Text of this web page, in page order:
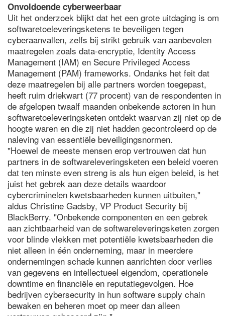
Onvoldoende cyberweerbaar
Uit het onderzoek blijkt dat het een grote uitdaging is om
softwaretoeleveringsketens te beveiligen tegen
cyberaanvallen, zelfs bij strikt gebruik van aanbevolen
maatregelen zoals data-encryptie, Identity Access
Management (IAM) en Secure Privileged Access
Management (PAM) frameworks. Ondanks het feit dat
deze maatregelen bij alle partners worden toegepast,
heeft ruim driekwart (77 procent) van de respondenten in
de afgelopen twaalf maanden onbekende actoren in hun
softwaretoeleveringsketen ontdekt waarvan zij niet op de
hoogte waren en die zij niet hadden gecontroleerd op de
naleving van essentiële beveiligingsnormen.
"Hoewel de meeste mensen erop vertrouwen dat hun
partners in de softwareleveringsketen een beleid voeren
dat ten minste even streng is als hun eigen beleid, is het
juist het gebrek aan deze details waardoor
cybercriminelen kwetsbaarheden kunnen uitbuiten,"
aldus Christine Gadsby, VP Product Security bij
BlackBerry. "Onbekende componenten en een gebrek
aan zichtbaarheid van de softwareleveringsketen zorgen
voor blinde vlekken met potentiële kwetsbaarheden die
niet alleen in één onderneming, maar in meerdere
ondernemingen schade kunnen aanrichten door verlies
van gegevens en intellectueel eigendom, operationele
downtime en financiële en reputatiegevolgen. Hoe
bedrijven cybersecurity in hun software supply chain
bewaken en beheren moet op meer dan alleen